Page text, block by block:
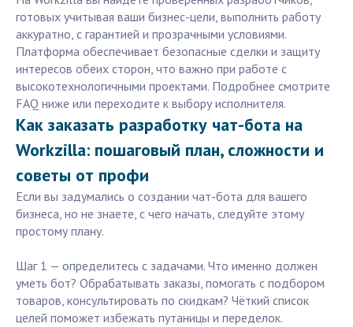
готовых учитывая ваши бизнес-цели, выполнить работу
аккуратно, с гарантией и прозрачными условиями.
Платформа обеспечивает безопасные сделки и защиту
интересов обеих сторон, что важно при работе с
высокотехнологичными проектами. Подробнее смотрите
FAQ ниже или переходите к выбору исполнителя.
Как заказать разработку чат-бота на
Workzilla: пошаговый план, сложности и
советы от профи
Если вы задумались о создании чат-бота для вашего
бизнеса, но не знаете, с чего начать, следуйте этому
простому плану.
Шаг 1 — определитесь с задачами. Что именно должен
уметь бот? Обрабатывать заказы, помогать с подбором
товаров, консультировать по скидкам? Чёткий список
целей поможет избежать путаницы и переделок.